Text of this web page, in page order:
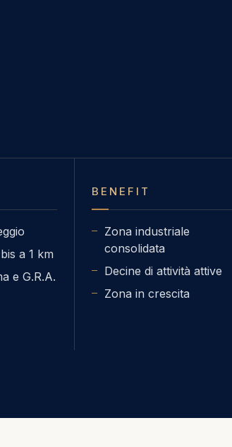
a 1 km
e G.R.A.
BENEFIT
Zona industriale
consolidata
Decine di attività attive
Zona in crescita